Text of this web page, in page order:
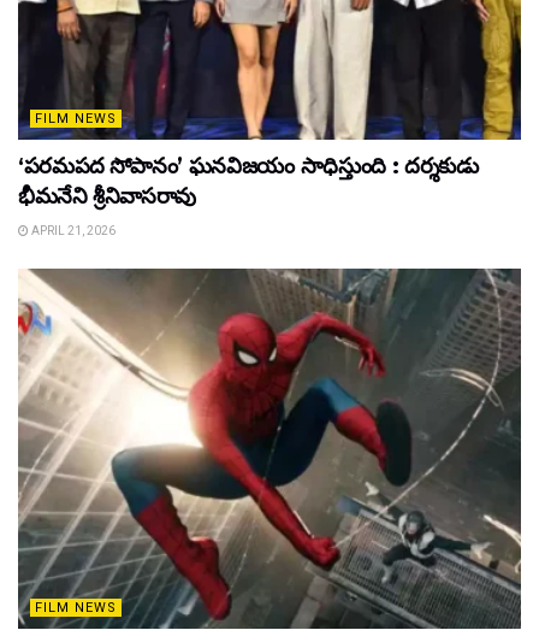
FILM NEWS
‘పరమపద సోపానం’ ఘనవిజయం సాధిస్తుంది : దర్శకుడు
భీమనేని శ్రీనివాసరావు
APRIL 21, 2026
FILM NEWS